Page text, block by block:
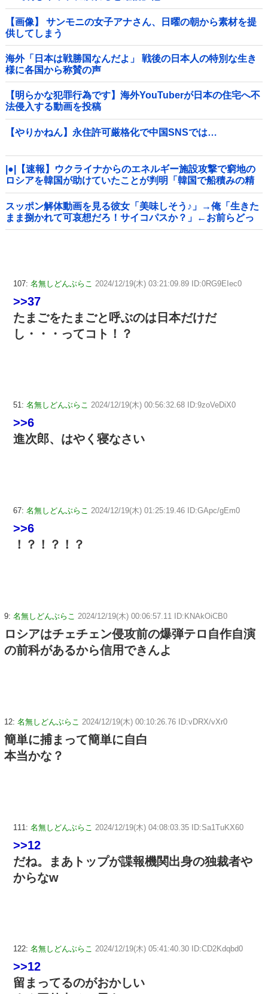
【画像】 サンモニの女子アナさん、日曜の朝から素材を提
供してしまう
海外「日本は戦勝国なんだよ」 戦後の日本人の特別な生き
様に各国から称賛の声
【明らかな犯罪行為です】海外YouTuberが日本の住宅へ不
法侵入する動画を投稿
【やりかねん】永住許可厳格化で中国SNSでは…
|●|【速報】ウクライナからのエネルギー施設攻撃で窮地の
ロシアを韓国が助けていたことが判明「韓国で船積みの精
製油3万トンがロシア行き」
スッポン解体動画を見る彼女「美味しそう♪」→俺「生きた
まま捌かれて可哀想だろ！サイコパスか？」←お前らどっ
ち？
107: 名無しどんぶらこ 2024/12/19(木) 03:21:09.89 ID:0RG9EIec0
>>37
たまごをたまごと呼ぶのは日本だけだ
し・・・ってコト！？
51: 名無しどんぶらこ 2024/12/19(木) 00:56:32.68 ID:9zoVeDiX0
>>6
進次郎、はやく寝なさい
67: 名無しどんぶらこ 2024/12/19(木) 01:25:19.46 ID:GApc/gEm0
>>6
！？！？！？
9: 名無しどんぶらこ 2024/12/19(木) 00:06:57.11 ID:KNAkOiCB0
ロシアはチェチェン侵攻前の爆弾テロ自作自演
の前科があるから信用できんよ
12: 名無しどんぶらこ 2024/12/19(木) 00:10:26.76 ID:vDRX/vXr0
簡単に捕まって簡単に自白
本当かな？
111: 名無しどんぶらこ 2024/12/19(木) 04:08:03.35 ID:Sa1TuKX60
>>12
だね。まあトップが諜報機関出身の独裁者や
からなw
122: 名無しどんぶらこ 2024/12/19(木) 05:41:40.30 ID:CD2Kdqbd0
>>12
留まってるのがおかしい